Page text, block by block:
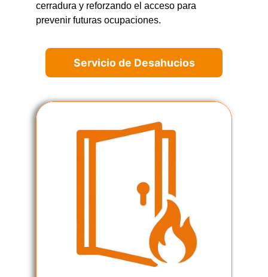
cerradura y reforzando el acceso para
prevenir futuras ocupaciones.
Servicio de Desahucios